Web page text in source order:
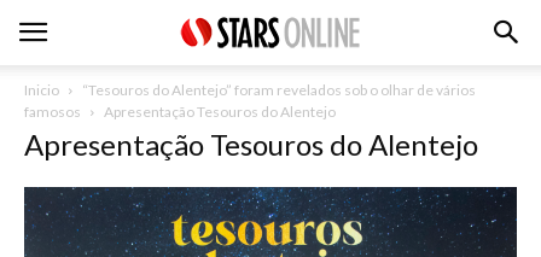
Inicio
“Tesouros do Alentejo” foram revelados sob o olhar de vários
famosos
Apresentação Tesouros do Alentejo
Apresentação Tesouros do Alentejo